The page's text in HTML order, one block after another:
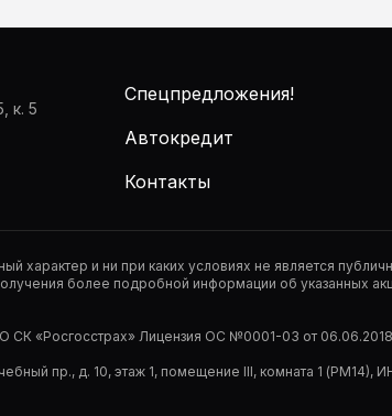
к. 5
Спецпредложения!
Автокредит
Контакты
характер и ни при каких условиях не является
более подробной информации об указанных
«Росгосстрах» Лицензия ОС №0001-03 от 06.06.2018
пр., д. 10, этаж 1, помещение III, комната 1